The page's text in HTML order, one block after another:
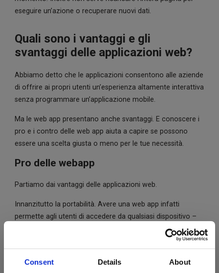
Consent Details About
eseguire un’azione o recuperare nuovi dati.
Quali sono i vantaggi e gli
svantaggi delle applicazioni web?
Abbiamo detto che le applicazioni consentono alle aziende
di offrire ai propri utenti un’esperienza altamente interattiva
senza programmare un’applicazione mobile.
Ma le web app presentano anche svantaggi. E conoscere i
pro e i contro delle web app aiuta a capire se possono
essere una scelta giusta o meno per le tue necessità.
Pro delle webapp
Partiamo dai vantaggi delle applicazioni web.
Innanzitutto la portabilità. Avere una web app infatti
permette agli utenti di accedere da qualsiasi dispositivo –
desktop, tablet o mobile sono tutti supportati. In sostanza,
le web app sono completamente multipiattaforma,
connesso a Internet.